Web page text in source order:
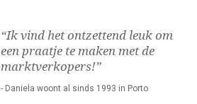
“Ik vind het ontzettend leuk om
een praatje te maken met de
marktverkopers!”
- Daniela woont al sinds 1993 in Porto